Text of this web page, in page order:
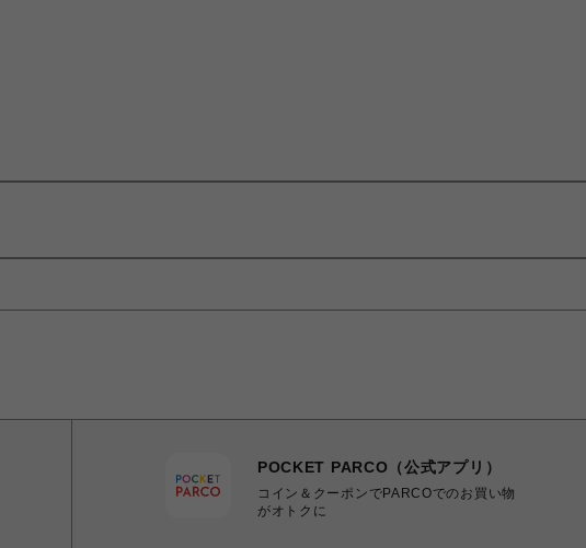
POCKET PARCO（公式アプリ）
コイン＆クーポンでPARCOでのお買い物
がオトクに